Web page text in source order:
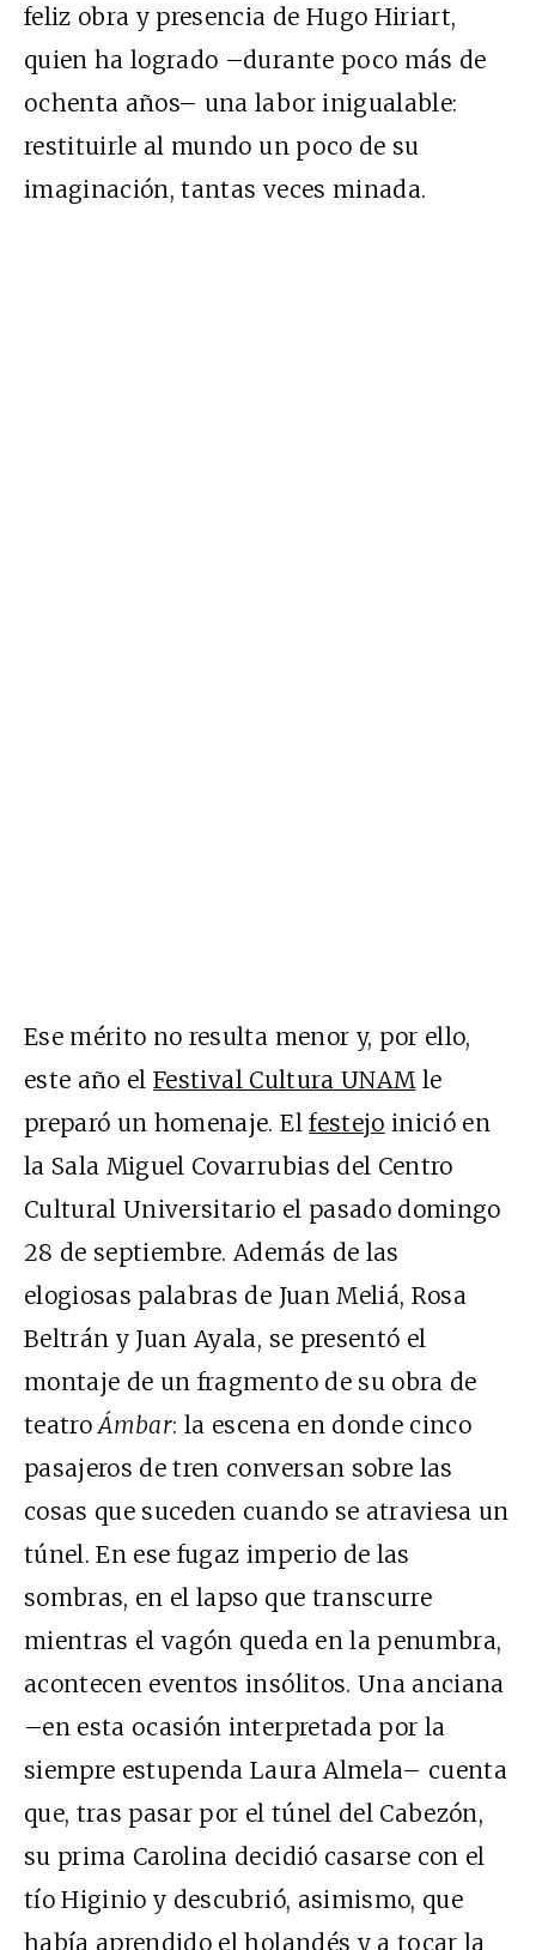
feliz obra y presencia de Hugo Hiriart,
quien ha logrado –durante poco más de
ochenta años– una labor inigualable:
restituirle al mundo un poco de su
imaginación, tantas veces minada.
Ese mérito no resulta menor y, por ello,
este año elFestival Cultura UNAMle
preparó un homenaje. Elfestejo inició en
la Sala Miguel Covarrubias del Centro
Cultural Universitario el pasado domingo
28 de septiembre. Además de las
elogiosas palabras de Juan Meliá, Rosa
Beltrán y Juan Ayala, se presentó el
montaje de un fragmento de su obra de
teatroÁmbar: la escena en donde cinco
pasajeros de tren conversan sobre las
cosas que suceden cuando se atraviesa un
túnel. En ese fugaz imperio de las
sombras, en el lapso que transcurre
mientras el vagón queda en la penumbra,
acontecen eventos insólitos. Una anciana
–en esta ocasión interpretada por la
siempre estupenda Laura Almela– cuenta
que, tras pasar por el túnel del Cabezón,
su prima Carolina decidió casarse con el
tío Higinio y descubrió, asimismo, que
había aprendido el holandés y a tocar la